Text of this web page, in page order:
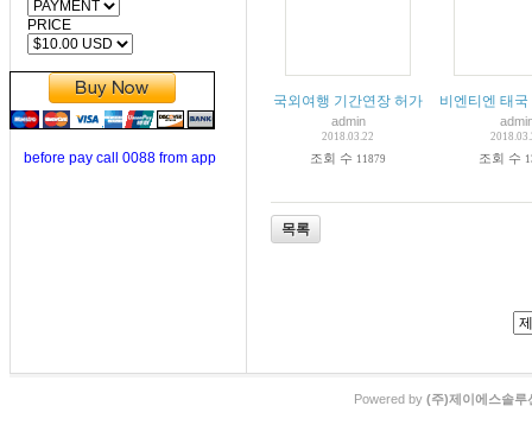
PRICE
before pay call 0088 from app
국외여행 기간연장 허가
admin
2018.03.22
조회 수 11879
비엔티엔 태
조회 수
목록
Powered by (주)제이에스솔루